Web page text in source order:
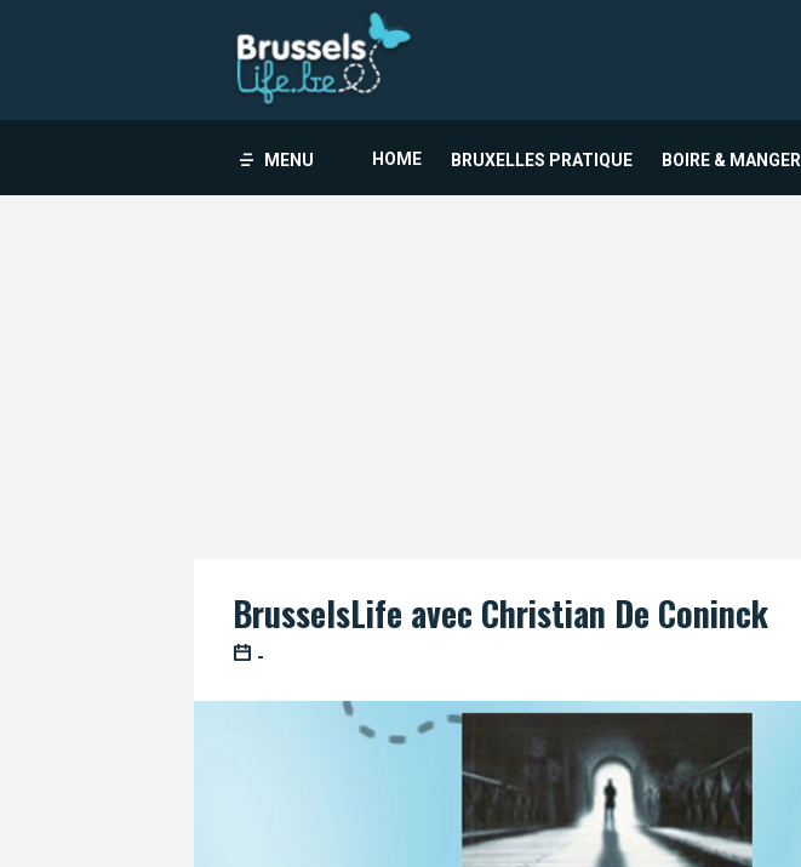
MENU HOME BRUXELLES PRATIQUE BOIRE & MANGER
BrusselsLife avec Christian De Coninck
-